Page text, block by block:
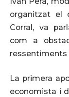
organitzat el
Corral, va
com a
ressentiments
La primera
economista i